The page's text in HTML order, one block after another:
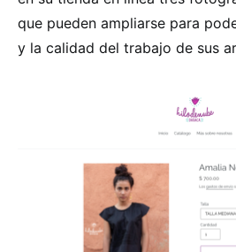
que pueden ampliarse para
y la calidad del trabajo de sus